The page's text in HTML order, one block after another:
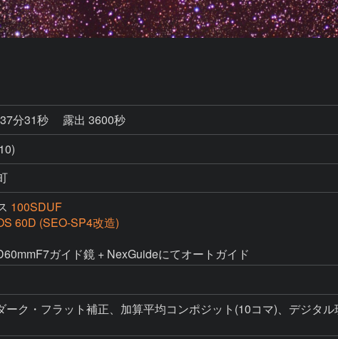
分31秒
露出 3600秒
100SDUF
60D (SEO-SP4改造)
ガイド鏡 + NexGuideにてオートガイド
ーク・フラット補正、加算平均コンポジット(10コマ)、デジタ